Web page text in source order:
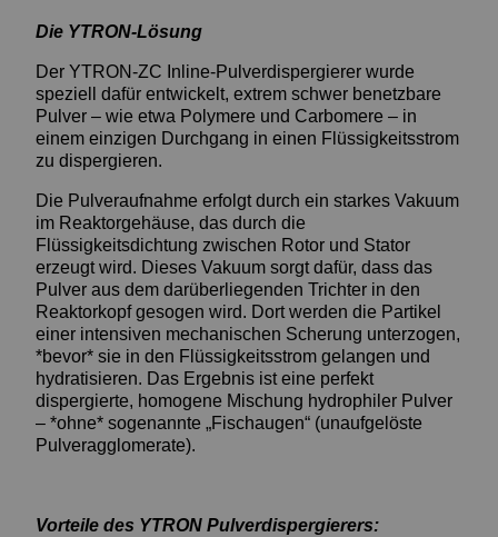
Die YTRON-Lösung
Der YTRON-ZC Inline-Pulverdispergierer wurde
speziell dafür entwickelt, extrem schwer benetzbare
Pulver – wie etwa Polymere und Carbomere – in
einem einzigen Durchgang in einen Flüssigkeitsstrom
zu dispergieren.
Die Pulveraufnahme erfolgt durch ein starkes Vakuum
im Reaktorgehäuse, das durch die
Flüssigkeitsdichtung zwischen Rotor und Stator
erzeugt wird. Dieses Vakuum sorgt dafür, dass das
Pulver aus dem darüberliegenden Trichter in den
Reaktorkopf gesogen wird. Dort werden die Partikel
einer intensiven mechanischen Scherung unterzogen,
*bevor* sie in den Flüssigkeitsstrom gelangen und
hydratisieren. Das Ergebnis ist eine perfekt
dispergierte, homogene Mischung hydrophiler Pulver
– *ohne* sogenannte „Fischaugen“ (unaufgelöste
Pulveragglomerate).
Vorteile des YTRON Pulverdispergierers: